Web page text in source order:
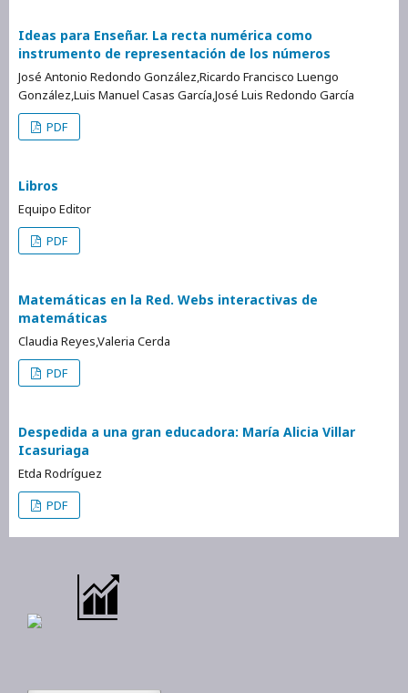
Ideas para Enseñar. La recta numérica como
instrumento de representación de los números
José Antonio Redondo González,Ricardo Francisco Luengo
González,Luis Manuel Casas García,José Luis Redondo García
PDF
Libros
Equipo Editor
PDF
Matemáticas en la Red. Webs interactivas de
matemáticas
Claudia Reyes,Valeria Cerda
PDF
Despedida a una gran educadora: María Alicia Villar
Icasuriaga
Etda Rodríguez
PDF